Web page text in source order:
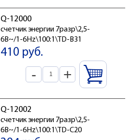
Q-12000
счетчик энергии 7разр\2,5-
6В~/1-6Hz\100:1\TD-B31
410 руб.
- +
Q-12002
счетчик энергии 7разр\2,5-
6В~/1-6Hz\100:1\TD-C20